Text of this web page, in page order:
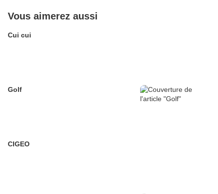
Vous aimerez aussi
Cui cui
Golf
CIGEO